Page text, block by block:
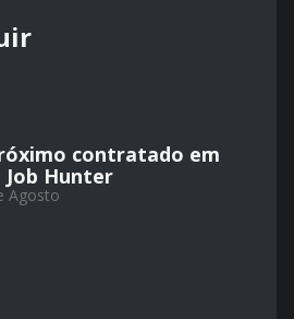
contratado em
Job Hunter
Agosto